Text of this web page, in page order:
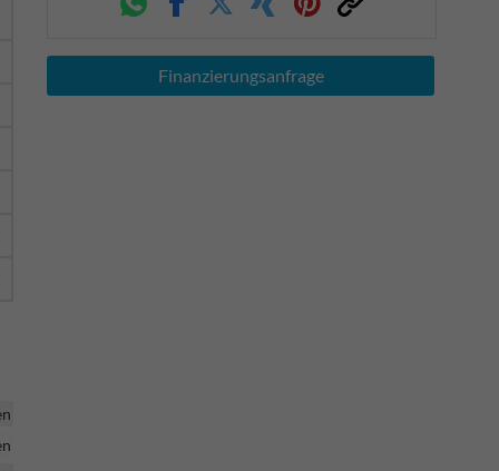
WhatsappFacebookTwitterXing PinterestLink
Finanzierungsanfrage